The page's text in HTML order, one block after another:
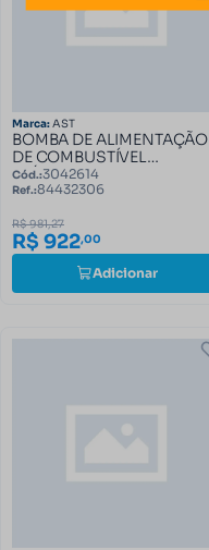
Marca:AST
BOMBA DE ALIMENTAÇÃO
DE COMBUSTÍVEL
ELÉTRICA NEW HOLLAND E
CASE 84432306
Cód.:3042614
Ref.:84432306
R$ 981,27
R$ 922,00
Adicionar